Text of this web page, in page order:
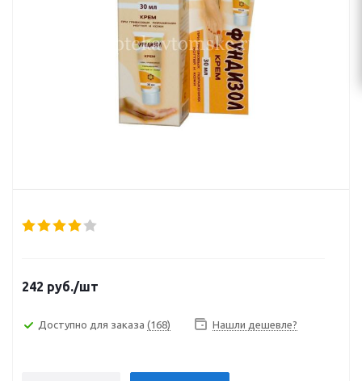
242 руб./шт
Доступно для заказа (168) Нашли дешевле?